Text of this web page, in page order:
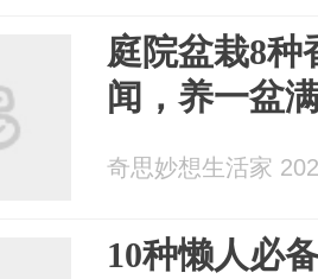
庭院盆栽8种
闻，养一盆
奇思妙想生活家
10种懒人必